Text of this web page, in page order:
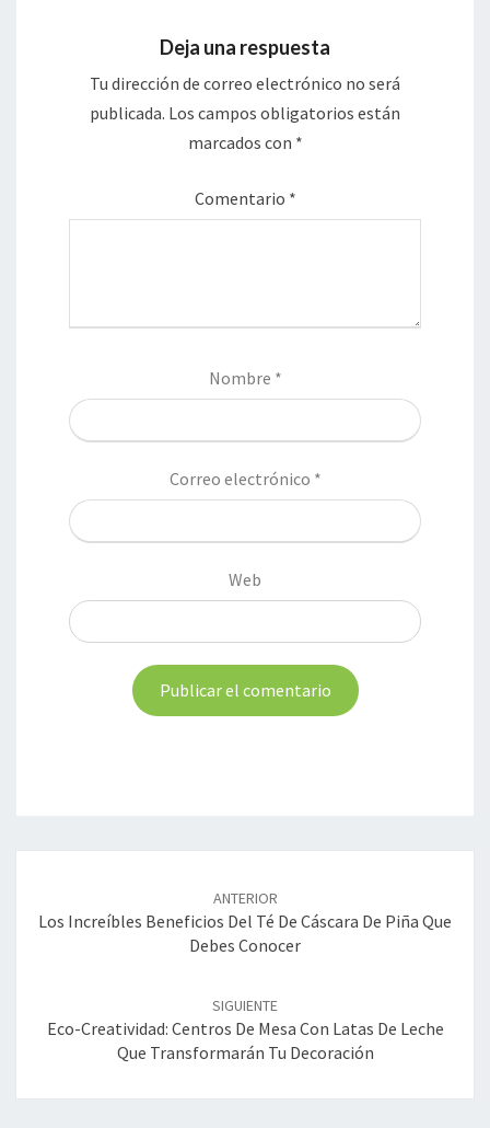
Deja una respuesta
Tu dirección de correo electrónico no será
publicada. Los campos obligatorios están
marcados con *
Comentario *
Nombre *
Correo electrónico *
Web
entradas
ANTERIOR
Los Increíbles Beneficios Del Té De Cáscara De Piña Que
Debes Conocer
SIGUIENTE
Eco-Creatividad: Centros De Mesa Con Latas De Leche
Que Transformarán Tu Decoración